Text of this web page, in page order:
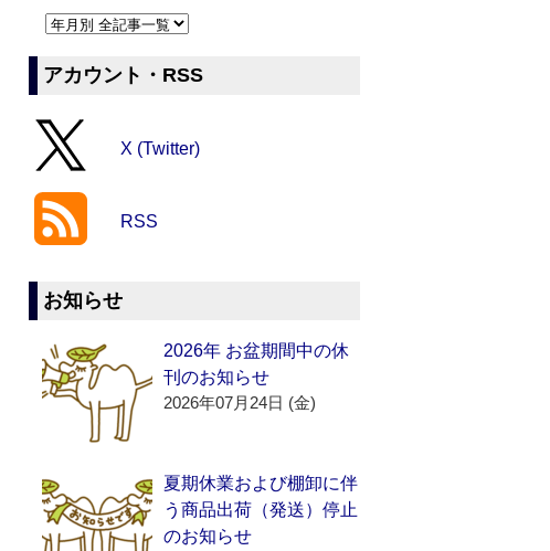
アカウント・RSS
X (Twitter)
RSS
お知らせ
2026年 お盆期間中の休
刊のお知らせ
2026年07月24日 (金)
夏期休業および棚卸に伴
う商品出荷（発送）停止
のお知らせ